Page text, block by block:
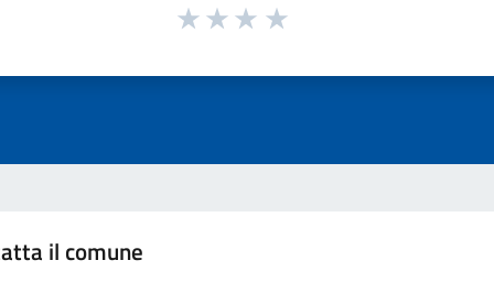
il comune